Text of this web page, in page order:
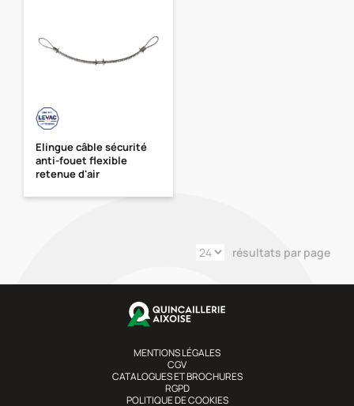
Elingue câble sécurité
anti-fouet flexible
retenue d'air
résultats par page
MENTIONS LÉGALES
CGV
CATALOGUES ET BROCHURES
RGPD
POLITIQUE DE COOKIES